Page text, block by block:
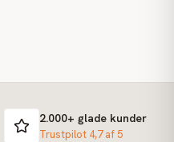
2.000+ glade kunder
Trustpilot 4,7 af 5